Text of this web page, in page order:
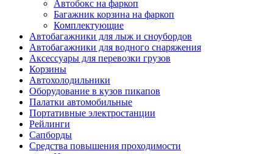
Автобокс на фаркоп
Багажник корзина на фаркоп
Комплектующие
Автобагажники для лыж и сноубордов
Автобагажники для водного снаряжения
Аксессуары для перевозки грузов
Корзины
Автохолодильники
Оборудование в кузов пикапов
Палатки автомобильные
Портативные электростанции
Рейлинги
Сапборды
Средства повышения проходимости